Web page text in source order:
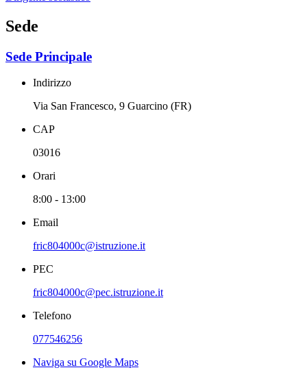
Sede
Sede Principale
Indirizzo
Via San Francesco, 9 Guarcino (FR)
CAP
03016
Orari
8:00 - 13:00
Email
fric804000c@istruzione.it
PEC
fric804000c@pec.istruzione.it
Telefono
077546256
Naviga su Google Maps